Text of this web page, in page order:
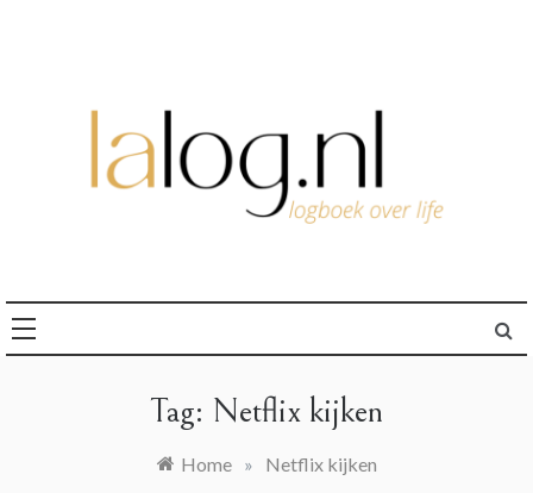
Tag: Netflix kijken
Home » Netflix kijken